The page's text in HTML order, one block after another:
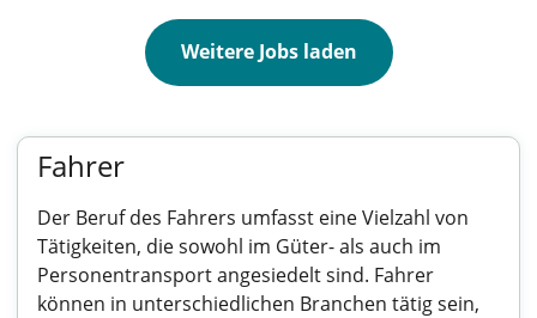
Weitere Jobs laden
Fahrer
Der Beruf des Fahrers umfasst eine Vielzahl von
Tätigkeiten, die sowohl im Güter- als auch im
Personentransport angesiedelt sind. Fahrer
können in unterschiedlichen Branchen tätig sein,